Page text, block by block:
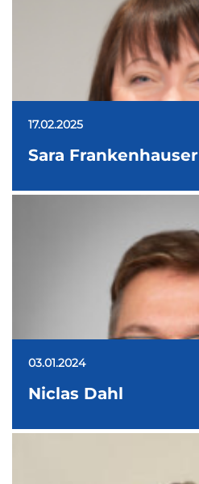
17.02.2025
Sara Frankenhauser
03.01.2024
Niclas Dahl